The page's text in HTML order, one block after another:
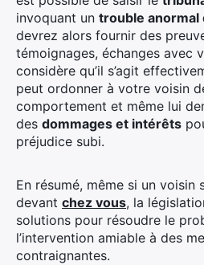
invoquant un trouble anormal
devrez alors fournir des
témoignages, échanges avec
considère qu’il s’agit
peut ordonner à votre voisin
comportement et même lui
des dommages et intérêts
préjudice subi.
En résumé, même si un voisin
devant chez vous, la
solutions pour résoudre le
l’intervention amiable à des
contraignantes.